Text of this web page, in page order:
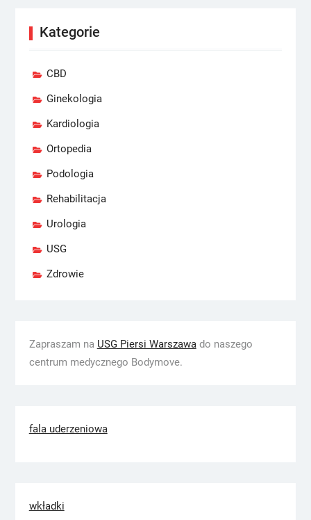
Kategorie
CBD
Ginekologia
Kardiologia
Ortopedia
Podologia
Rehabilitacja
Urologia
USG
Zdrowie
Zapraszam na USG Piersi Warszawado naszego
centrum medycznego Bodymove.
fala uderzeniowa
wkładki